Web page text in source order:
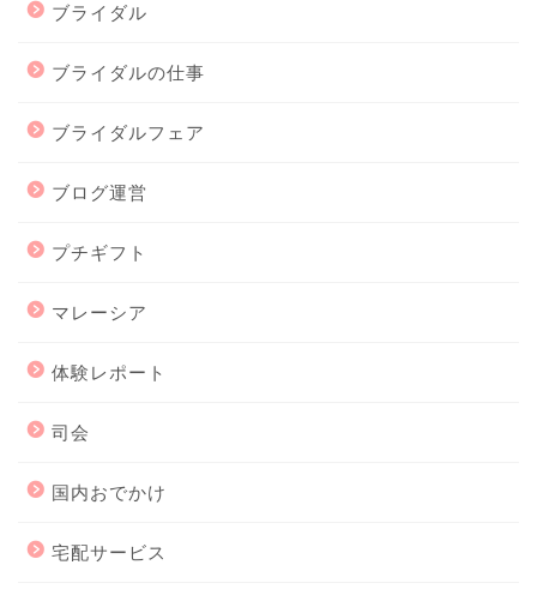
ブライダル
ブライダルの仕事
ブライダルフェア
ブログ運営
プチギフト
マレーシア
体験レポート
司会
国内おでかけ
宅配サービス